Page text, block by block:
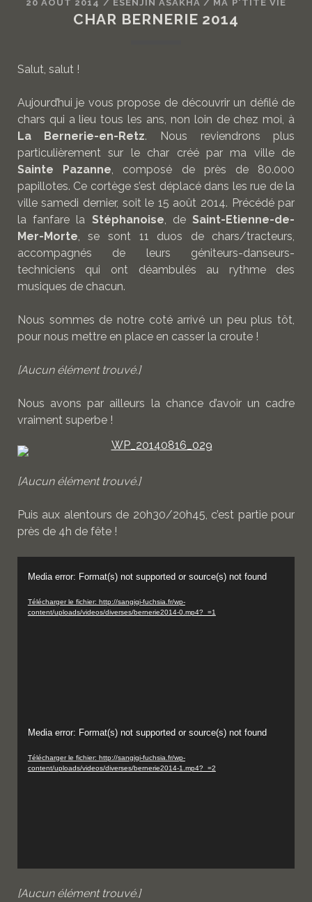
20 AOÛT 2014 / ESENJIN ASAKHA / MA P'TITE VIE
CHAR BERNERIE 2014
Salut, salut !
Aujourd’hui je vous propose de découvrir un défilé de
chars qui a lieu tous les ans, non loin de chez moi, à
La Bernerie-en-Retz. Nous reviendrons plus
particulièrement sur le char créé par ma ville de
Sainte Pazanne, composé de près de 80.000
papillotes. Ce cortège s’est déplacé dans les rue de la
ville samedi dernier, soit le 15 août 2014. Précédé par
la fanfare la Stéphanoise, deSaint-Etienne-de-
Mer-Morte, se sont 11 duos de chars/tracteurs,
accompagnés de leurs géniteurs-danseurs-
techniciens qui ont déambulés au rythme des
musiques de chacun.
Nous sommes de notre coté arrivé un peu plus tôt,
pour nous mettre en place en casser la croute !
[Aucun élément trouvé.]
Nous avons par ailleurs la chance d’avoir un cadre
vraiment superbe !
[Aucun élément trouvé.]
Puis aux alentours de 20h30/20h45, c’est partie pour
près de 4h de fête !
vidéo
Media error: Format(s) not supported or source(s) not found
Télécharger le fichier: http://sangigi-fuchsia.fr/wp-
content/uploads/videos/diverses/bernerie2014-0.mp4?_=1
vidéo
Media error: Format(s) not supported or source(s) not found
Télécharger le fichier: http://sangigi-fuchsia.fr/wp-
content/uploads/videos/diverses/bernerie2014-1.mp4?_=2
[Aucun élément trouvé.]